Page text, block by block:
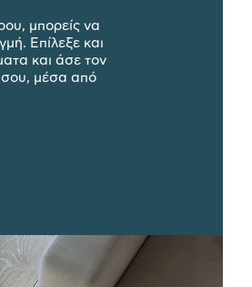
μπορείς να
Επίλεξε και
και άσε τον
σου, μέσα από